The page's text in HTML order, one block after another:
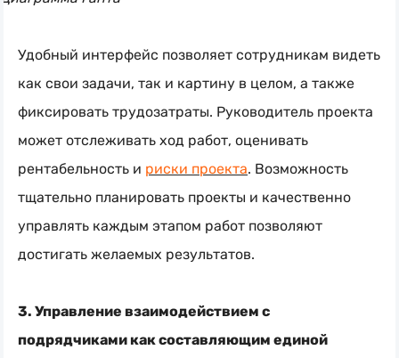
Удобный интерфейс позволяет сотрудникам видеть
как свои задачи, так и картину в целом, а также
фиксировать трудозатраты. Руководитель проекта
может отслеживать ход работ, оценивать
рентабельность и риски проекта. Возможность
тщательно планировать проекты и качественно
управлять каждым этапом работ позволяют
достигать желаемых результатов.
3. Управление взаимодействием с
подрядчиками как составляющим единой